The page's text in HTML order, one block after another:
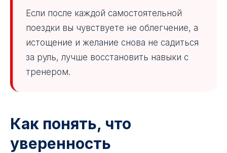
Если после каждой самостоятельной
поездки вы чувствуете не облегчение, а
истощение и желание снова не садиться
за руль, лучше восстановить навыки с
тренером.
Как понять, что
уверенность